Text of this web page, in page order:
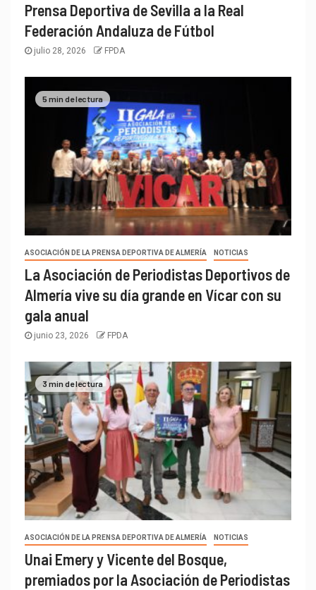
Prensa Deportiva de Sevilla a la Real
Federación Andaluza de Fútbol
julio 28, 2026 FPDA
5 min de lectura
ASOCIACIÓN DE LA PRENSA DEPORTIVA DE ALMERÍA NOTICIAS
La Asociación de Periodistas Deportivos de
Almería vive su día grande en Vícar con su
gala anual
junio 23, 2026 FPDA
3 min de lectura
ASOCIACIÓN DE LA PRENSA DEPORTIVA DE ALMERÍA NOTICIAS
Unai Emery y Vicente del Bosque,
premiados por la Asociación de Periodistas